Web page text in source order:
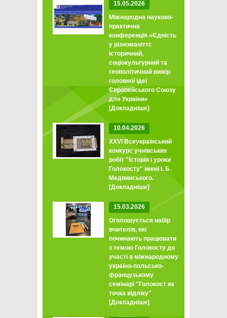
15.05.2026
Міжнародна науково-
практична
конференція «Єдність
у різноманітті:
історичний,
соціокультурний та
геополітичний вимір
головної ідеї
Європейського Союзу
для України»
[Докладніше]
10.04.2026
XXVI Всеукраїнський
конкурс учнівських
робіт "Історія і уроки
Голокосту" імені І. Б.
Медвинського.
[Докладніше]
15.03.2026
Оголошується набір
вчителів, які
починають працювати
з темою Голокосту до
участі в міжнародному
україно-польсько-
французькому
семінарі "Голокост як
точка відліку"
[Докладніше]